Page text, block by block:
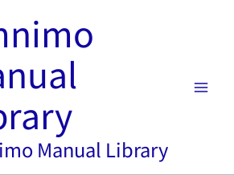
Manual Library